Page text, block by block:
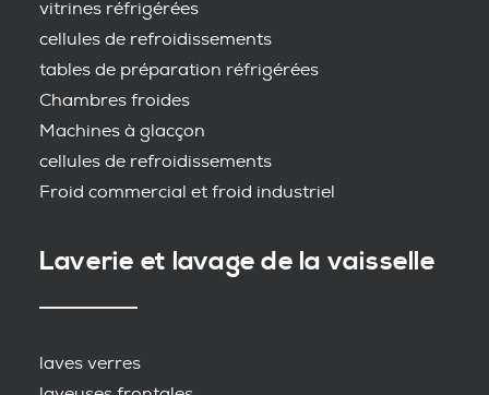
vitrines réfrigérées
cellules de refroidissements
tables de préparation réfrigérées
Chambres froides
Machines à glacçon
cellules de refroidissements
Froid commercial et froid industriel
Laverie et lavage de la vaisselle
laves verres